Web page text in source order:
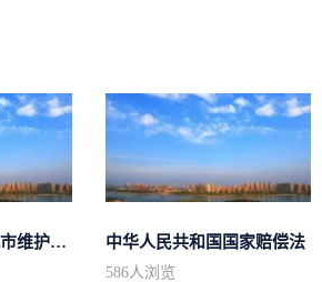
中华人民共和国城市维护建设税法 中华人民共和国国家赔偿法
586人浏览